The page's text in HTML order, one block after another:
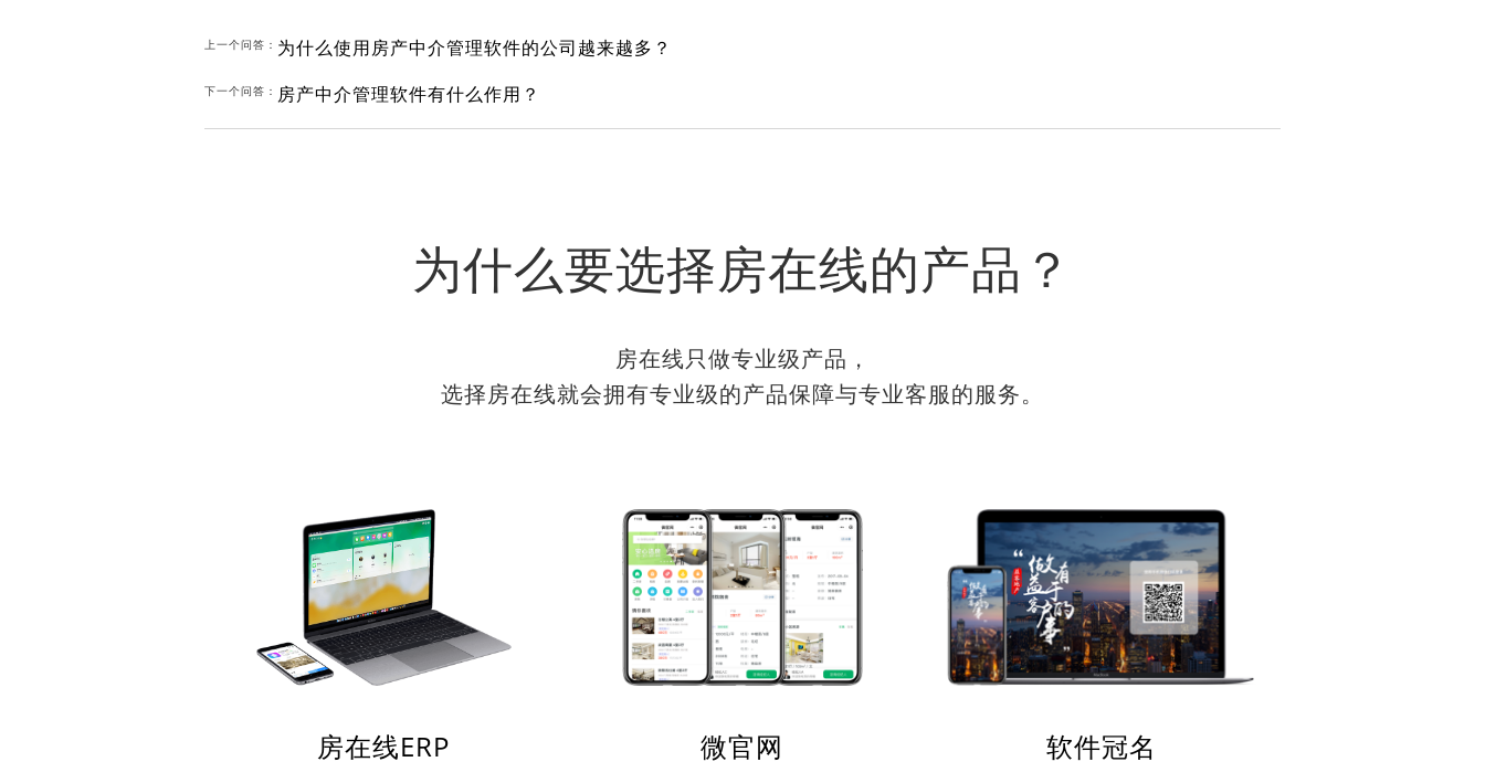
上一个问答： 为什么使用房产中介管理软件的公司越来越多？
下一个问答： 房产中介管理软件有什么作用？
为什么要选择房在线的产品？
房在线只做专业级产品，
选择房在线就会拥有专业级的产品保障与专业客服的服务。
房在线ERP 微官网 软件冠名